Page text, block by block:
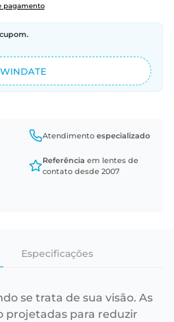
pagamento
Atendimento especializado
Referência em lentes de
contato desde 2007
Especificações
se trata de sua visão. As
projetadas para reduzir